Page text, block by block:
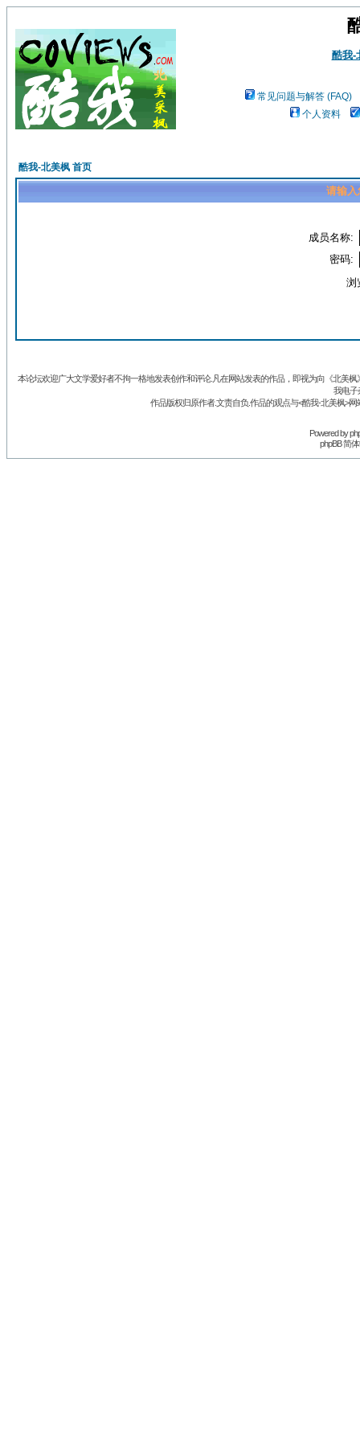
酷我-
常见问题与解答 (FAQ)
个人资料
酷我-北美枫 首页
请输入
成员名称:
密码:
浏
本论坛欢迎广大文学爱好者不拘一格地发表创作和评论.凡在网站发表的作品，即视为向《北美
我电子
作品版权归原作者.文责自负.作品的观点与<酷我-北美枫>
Powered by
phpBB 简